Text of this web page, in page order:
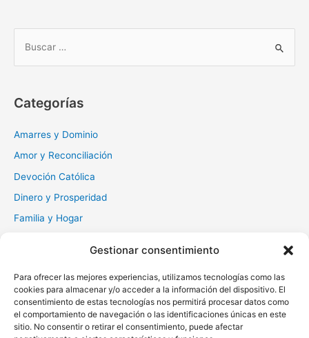
Gestionar consentimiento
Para ofrecer las mejores experiencias, utilizamos tecnologías como las
cookies para almacenar y/o acceder a la información del dispositivo. El
consentimiento de estas tecnologías nos permitirá procesar datos como
el comportamiento de navegación o las identificaciones únicas en este
sitio. No consentir o retirar el consentimiento, puede afectar
a
r
Categorías
Amarres y Dominio
Amor y Reconciliación
Devoción Católica
Dinero y Prosperidad
Familia y Hogar
Muerte y Difuntos
Oraciones Diarias
Otras